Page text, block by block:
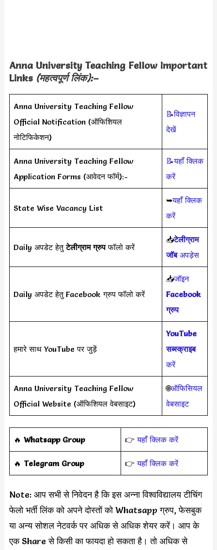
Anna University Teaching Fellow Important
Links (महत्वपूर्ण लिंक):–
Anna University Teaching Fellow
Official Notification (ऑफिशियल
नोटिफिकेशन)
📝विज्ञापन
देखें
Anna University Teaching Fellow
Application Forms (आवेदन फॉर्म):-
📝यहाँ क्लिक
करें
State Wise Vacancy List
➥यहाँ क्लिक
करें
Daily अपडेट हेतुटेलीग्राम ग्रुपफॉलो करें
📥टेलीग्राम
जॉबअपड़ेस
Daily अपडेट हेतु Facebook ग्रुप फॉलो करें
📥जॉइन
Facebook
ग्रुप
हमारे साथ YouTube पर जुड़ें
YouTube
सब्स्क्राइब
करें
Anna University Teaching Fellow
Official Website (ऑफिशियल वेबसाइट)
🌐ऑफिसियल
वेबसाइट
🔥 Whatsapp Group 👉यहाँ क्लिक करें
‎️‍🔥 Telegram Group 👉यहाँ क्लिक करें
Note: आप सभी से निवेदन है कि इस अन्ना विश्वविद्यालय टीचिंग
फेलो भर्ती लिंक को अपने दोस्तों को Whatsapp ग्रुप, फेसबुक
या अन्य सोशल नेटवर्क पर अधिक से अधिक शेयर करें। आप के
एक Share से किसी का फायदा हो सकता है। तो अधिक से